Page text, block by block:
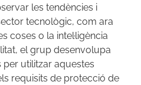
les tendències i
tecnològic, com ara
coses o la intel·ligència
el grup desenvolupa
utilitzar aquestes
requisits de protecció de